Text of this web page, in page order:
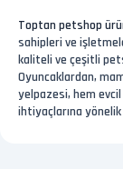
Toptan petshop
sahipleri ve
kaliteli ve çeşitli
Oyuncaklardan,
yelpazesi, hem
ihtiyaçlarına